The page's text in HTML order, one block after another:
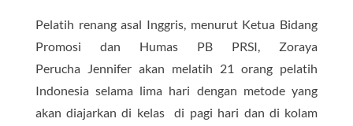
Pelatih renang asal Inggris, menurut Ketua Bidang
Promosi dan Humas PB PRSI, Zoraya
Perucha Jennifer akan melatih 21 orang pelatih
Indonesia selama lima hari dengan metode yang
akan diajarkan di kelas di pagi hari dan di kolam